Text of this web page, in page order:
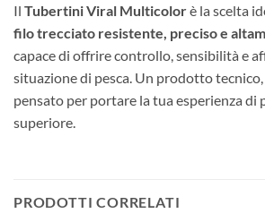
Il Tubertini Viral Multicolorè la scelta
filo trecciato resistente, preciso e
capace di offrire controllo, sensibilità e
situazione di pesca. Un prodotto
pensato per portare la tua esperienza di
superiore.
PRODOTTI CORRELATI